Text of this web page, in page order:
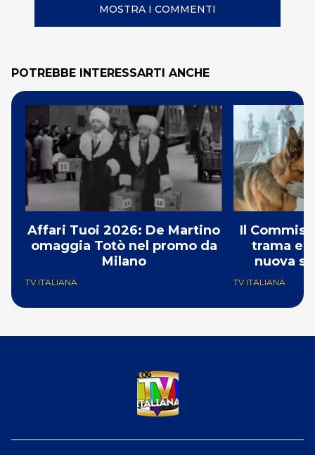
MOSTRA I COMMENTI
POTREBBE INTERESSARTI ANCHE
Affari Tuoi 2026: De Martino
omaggia Totò nel promo da
Milano
TV ITALIANA
Il
trama e
nuova
TV ITALIANA